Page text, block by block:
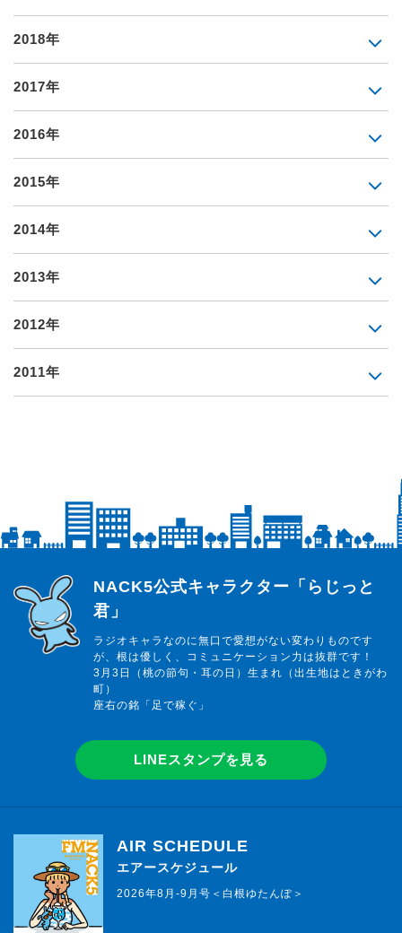
2018年
2017年
2016年
2015年
2014年
2013年
2012年
2011年
らじっと君
NACK5公式キャラクター「らじっと
君」
ラジオキャラなのに無口で愛想がない変わりものです
が、根は優しく、コミュニケーション力は抜群です！
3月3日（桃の節句・耳の日）生まれ（出生地はときがわ
町）
座右の銘「足で稼ぐ」
LINEスタンプを見る
AIR SCHEDULE
エアースケジュール
2026年8月-9月号＜白根ゆたんぽ＞